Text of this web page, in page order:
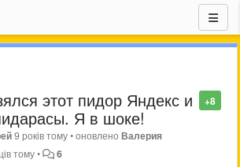
+8
этот пидор Яндекс и
Я в шоке!
9 років тому•оновленоВалерия
тому• 6